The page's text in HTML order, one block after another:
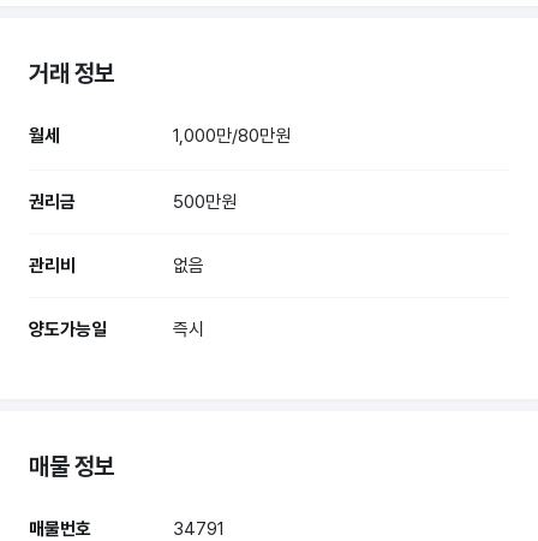
거래 정보
월세 1,000만/80만원
권리금 500만원
관리비 없음
양도가능일 즉시
매물 정보
매물번호 34791